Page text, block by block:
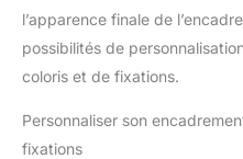
l’apparence finale de
possibilités de
coloris et de fixations.
Personnaliser son
fixations